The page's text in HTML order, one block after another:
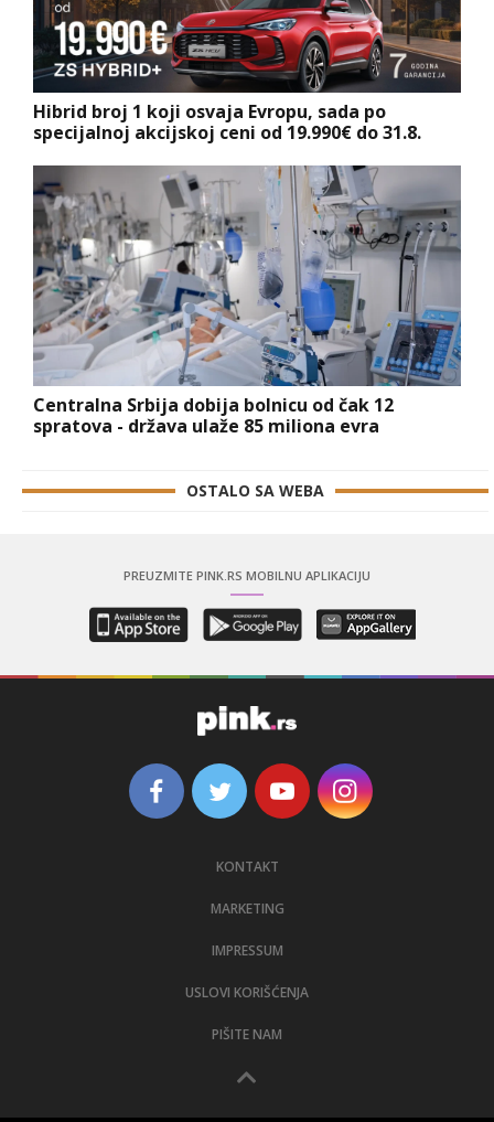
Hibrid broj 1 koji osvaja Evropu, sada po
specijalnoj akcijskoj ceni od 19.990€ do 31.8.
Centralna Srbija dobija bolnicu od čak 12
spratova - država ulaže 85 miliona evra
OSTALO SA WEBA
PREUZMITE PINK.RS MOBILNU APLIKACIJU
KONTAKT
MARKETING
IMPRESSUM
USLOVI KORIŠĆENJA
PIŠITE NAM